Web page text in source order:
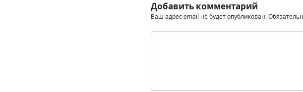
Добавить комментарий
Ваш адрес email не будет опубликован.